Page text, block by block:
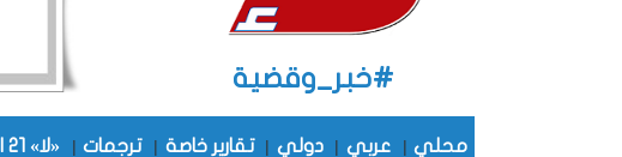
#خبر_وقضية
محلي | عربي | دولي | تقارير خاصة | ترجمات | «لا» 21 السياسي